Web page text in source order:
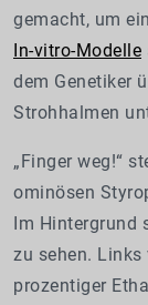
gemacht, um
In-vitro-Modelle
dem Genetiker
Strohhalmen
„Finger weg!“
ominösen
Im Hintergrund
zu sehen.
prozentiger